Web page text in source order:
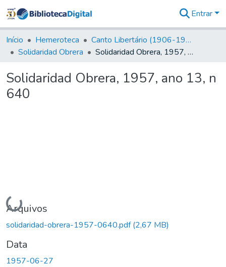
&
Coleções
Tudo na
Digital
Entrar
Início Hemeroteca
Canto Libertário (1906-1995)
Solidaridad Obrera
Solidaridad Obrera, 1957, ano 13, n 640
Solidaridad Obrera, 1957, ano 13, n
640
Carregando...
Arquivos
solidaridad-obrera-1957-0640.pdf(2,67 MB)
Data
1957-06-27